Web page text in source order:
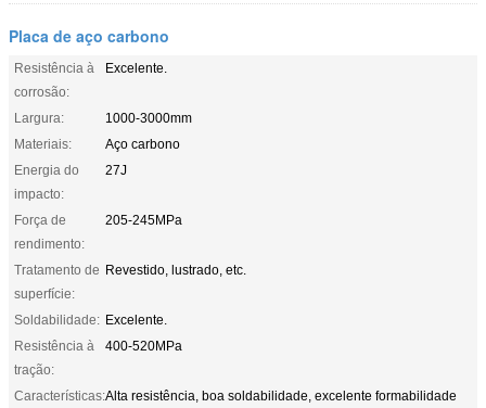
Placa de aço carbono
Resistência à
corrosão:
Excelente.
Largura:
1000-3000mm
Materiais:
Aço carbono
Energia do
impacto:
27J
Força de
rendimento:
205-245MPa
Tratamento de
superfície:
Revestido, lustrado, etc.
Soldabilidade: Excelente.
Resistência à
tração:
400-520MPa
Características:Alta resistência, boa soldabilidade, excelente formabilidade